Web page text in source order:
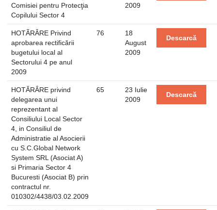
Comisiei pentru Protecţia
Copilului Sector 4
2009
HOTÃRÂRE Privind
aprobarea rectificării
bugetului local al
Sectorului 4 pe anul
2009
76
18
August
2009
Descarcă
HOTĂRÂRE privind
delegarea unui
reprezentant al
Consiliului Local Sector
4, in Consiliul de
Administratie al Asocierii
cu S.C.Global Network
System SRL (Asociat A)
si Primaria Sector 4
Bucuresti (Asociat B) prin
contractul nr.
010302/4438/03.02.2009
65
23 Iulie
2009
Descarcă